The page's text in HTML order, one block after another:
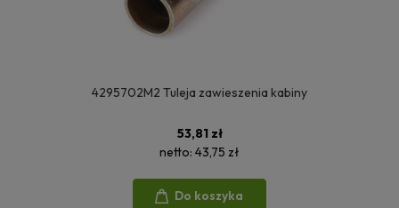
4295702M2 Tuleja zawieszenia kabiny
53,81 zł
netto: 43,75 zł
Do koszyka